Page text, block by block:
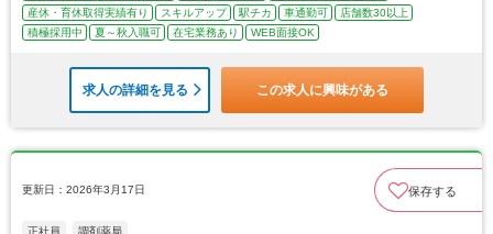
産休・育休取得実績有り
スキルアップ 駅チカ 車通勤可
店舗数30以上
積極採用中
夏～秋入職可 在宅業務あり WEB面接OK
求人の詳細を見る この求人に興味がある
更新日：2026年3月17日 保存する
正社員 調剤薬局